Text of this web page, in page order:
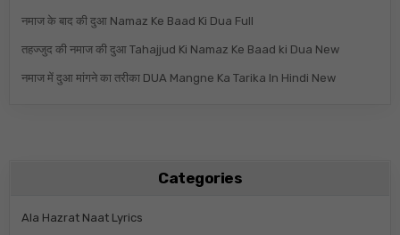
नमाज के बाद की दुआ Namaz Ke Baad Ki Dua Full
तहज्जुद की नमाज की दुआ Tahajjud Ki Namaz Ke Baad ki Dua New
नमाज में दुआ मांगने का तरीका DUA Mangne Ka Tarika In Hindi New
Categories
Ala Hazrat Naat Lyrics